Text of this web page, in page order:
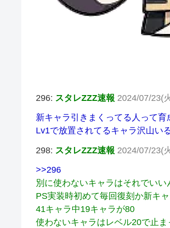
296: スタレZZZ速報 2024/07/23(
新キャラ引きまくってる人って育
Lv1で放置されてるキャラ沢山い
298: スタレZZZ速報 2024/07/23(
>>296
別に使わないキャラはそれでいい
PS実装時初めて毎回復刻か新キ
41キャラ中19キャラが80
使わないキャラはレベル20で止ま